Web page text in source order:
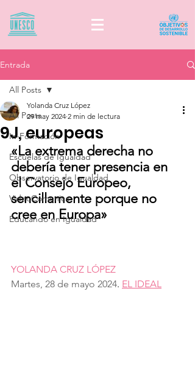
Entrada
All Posts
In-Formación
Escuelas de Igualdad
Observatorio de Igualdad
VideoComunica
Educando en Igualdad
All Posts
9J, europeas
Yolanda Cruz López
29 may 2024 2 min de lectura
«La extrema derecha no
debería tener presencia en
el Consejo Europeo,
sencillamente porque no
cree en Europa»
YOLANDA CRUZ LÓPEZ
Martes, 28 de mayo 2024. EL IDEAL